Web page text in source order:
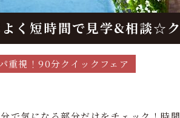
よく短時間で見学&相談☆
重視！90分クイックフェア